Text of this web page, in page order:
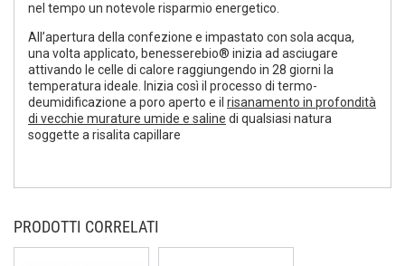
nel tempo un notevole risparmio energetico.
All’apertura della confezione e impastato con sola acqua,
una volta applicato, benesserebio® inizia ad asciugare
attivando le celle di calore raggiungendo in 28 giorni la
temperatura ideale. Inizia così il processo di termo-
deumidificazione a poro aperto e il risanamento in profondità
di vecchie murature umide e saline di qualsiasi natura
soggette a risalita capillare
PRODOTTI CORRELATI